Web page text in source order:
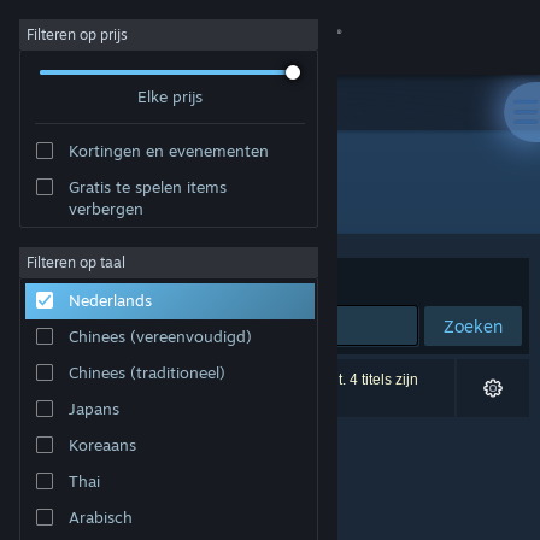
Inloggen
Community
Over
Ondersteuning
Taal wijzigen
Download de mobiele Steam-app
Desktopwebsite weergeven
Filteren op prijs
Elke prijs
Kortingen en evenementen
Gratis te spelen items
verbergen
Filteren op taal
Nederlands
Chinees (vereenvoudigd)
Chinees (traditioneel)
Japans
Koreaans
Thai
Arabisch
Ontwikkelaar: Mugle Studio
Sorteren op Relevantie
Zoeken
0 resultaten komen overeen met je zoekopdracht. 4 titels zijn
uitgesloten op basis van je voorkeuren.